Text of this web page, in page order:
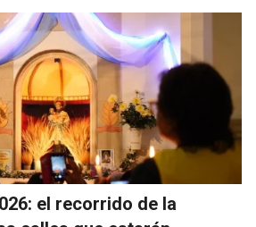
el recorrido de la